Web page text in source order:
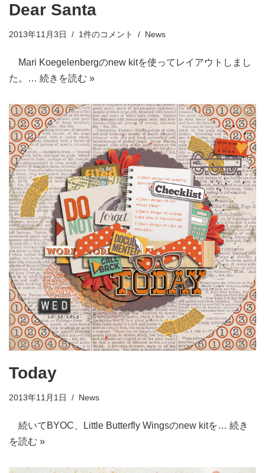
Dear Santa
2013年11月3日 1件のコメント News
Mari Koegelenbergのnew kitを使ってレイアウトしまし
た。… 続きを読む »
Today
2013年11月1日 News
続いてBYOC、Little Butterfly Wingsのnew kitを… 続き
を読む »